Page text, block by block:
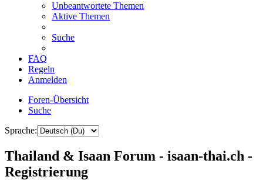
Unbeantwortete Themen
Aktive Themen
Suche
FAQ
Regeln
Anmelden
Foren-Übersicht
Suche
Sprache:
Thailand & Isaan Forum - isaan-thai.ch -
Registrierung